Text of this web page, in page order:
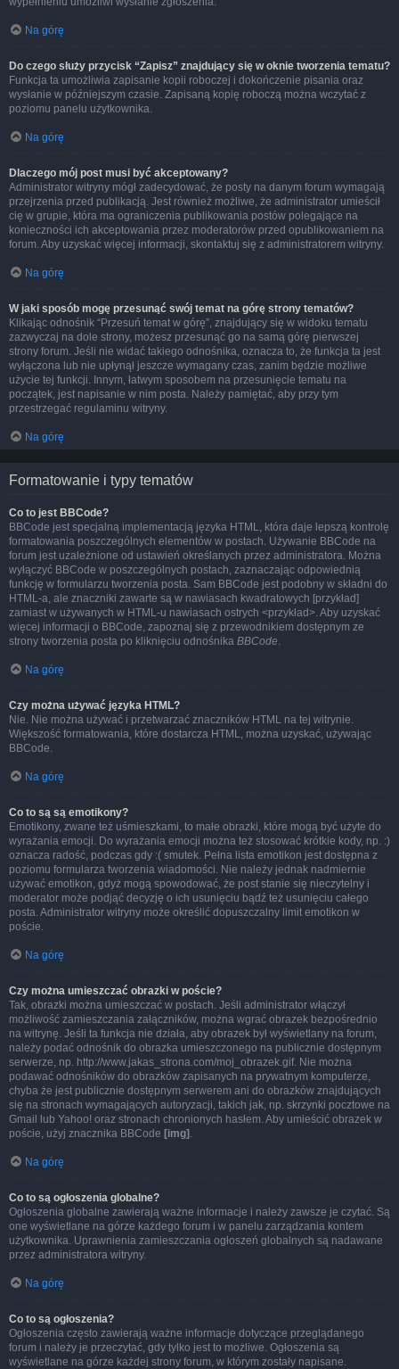
Na górę
Do czego służy przycisk “Zapisz” znajdujący się w oknie tworzenia tematu?
Funkcja ta umożliwia zapisanie kopii roboczej i dokończenie pisania oraz
wysłanie w późniejszym czasie. Zapisaną kopię roboczą można wczytać z
poziomu panelu użytkownika.
Na górę
Dlaczego mój post musi być akceptowany?
Administrator witryny mógł zadecydować, że posty na danym forum wymagają
przejrzenia przed publikacją. Jest również możliwe, że administrator umieścił
cię w grupie, która ma ograniczenia publikowania postów polegające na
konieczności ich akceptowania przez moderatorów przed opublikowaniem na
forum. Aby uzyskać więcej informacji, skontaktuj się z administratorem witryny.
Na górę
W jaki sposób mogę przesunąć swój temat na górę strony tematów?
Klikając odnośnik “Przesuń temat w górę”, znajdujący się w widoku tematu
zazwyczaj na dole strony, możesz przesunąć go na samą górę pierwszej
strony forum. Jeśli nie widać takiego odnośnika, oznacza to, że funkcja ta jest
wyłączona lub nie upłynął jeszcze wymagany czas, zanim będzie możliwe
użycie tej funkcji. Innym, łatwym sposobem na przesunięcie tematu na
początek, jest napisanie w nim posta. Należy pamiętać, aby przy tym
przestrzegać regulaminu witryny.
Na górę
Formatowanie i typy tematów
Co to jest BBCode?
BBCode jest specjalną implementacją języka HTML, która daje lepszą kontrolę
formatowania poszczególnych elementów w postach. Używanie BBCode na
forum jest uzależnione od ustawień określanych przez administratora. Można
wyłączyć BBCode w poszczególnych postach, zaznaczając odpowiednią
funkcję w formularzu tworzenia posta. Sam BBCode jest podobny w składni do
HTML-a, ale znaczniki zawarte są w nawiasach kwadratowych [przykład]
zamiast w używanych w HTML-u nawiasach ostrych <przykład>. Aby uzyskać
więcej informacji o BBCode, zapoznaj się z przewodnikiem dostępnym ze
strony tworzenia posta po kliknięciu odnośnika BBCode.
Na górę
Czy można używać języka HTML?
Nie. Nie można używać i przetwarzać znaczników HTML na tej witrynie.
Większość formatowania, które dostarcza HTML, można uzyskać, używając
BBCode.
Na górę
Co to są są emotikony?
Emotikony, zwane też uśmieszkami, to małe obrazki, które mogą być użyte do
wyrażania emocji. Do wyrażania emocji można też stosować krótkie kody, np. :)
oznacza radość, podczas gdy :( smutek. Pełna lista emotikon jest dostępna z
poziomu formularza tworzenia wiadomości. Nie należy jednak nadmiernie
używać emotikon, gdyż mogą spowodować, że post stanie się nieczytelny i
moderator może podjąć decyzję o ich usunięciu bądź też usunięciu całego
posta. Administrator witryny może określić dopuszczalny limit emotikon w
poście.
Na górę
Czy można umieszczać obrazki w poście?
Tak, obrazki można umieszczać w postach. Jeśli administrator włączył
możliwość zamieszczania załączników, można wgrać obrazek bezpośrednio
na witrynę. Jeśli ta funkcja nie działa, aby obrazek był wyświetlany na forum,
należy podać odnośnik do obrazka umieszczonego na publicznie dostępnym
serwerze, np. http://www.jakas_strona.com/moj_obrazek.gif. Nie można
podawać odnośników do obrazków zapisanych na prywatnym komputerze,
chyba że jest publicznie dostępnym serwerem ani do obrazków znajdujących
się na stronach wymagających autoryzacji, takich jak, np. skrzynki pocztowe na
Gmail lub Yahoo! oraz stronach chronionych hasłem. Aby umieścić obrazek w
poście, użyj znacznika BBCode [img] .
Na górę
Co to są ogłoszenia globalne?
Ogłoszenia globalne zawierają ważne informacje i należy zawsze je czytać. Są
one wyświetlane na górze każdego forum i w panelu zarządzania kontem
użytkownika. Uprawnienia zamieszczania ogłoszeń globalnych są nadawane
przez administratora witryny.
Na górę
Co to są ogłoszenia?
Ogłoszenia często zawierają ważne informacje dotyczące przeglądanego
forum i należy je przeczytać, gdy tylko jest to możliwe. Ogłoszenia są
wyświetlane na górze każdej strony forum, w którym zostały napisane.